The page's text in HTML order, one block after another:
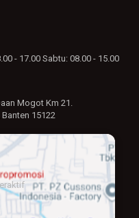
- 17.00Sabtu: 08.00 - 15.00
Mogot Km 21.
15122